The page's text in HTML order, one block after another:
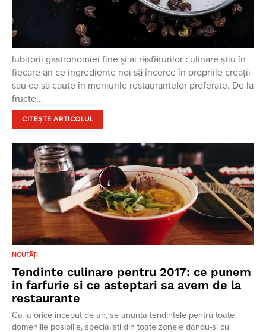
Iubitorii gastronomiei fine și ai răsfățurilor culinare știu în
fiecare an ce ingrediente noi să încerce în propriile creații
sau ce să caute în meniurile restaurantelor preferate. De la
fructe…
CITEȘTE ARTICOLUL
NOUTĂȚI
Tendinte culinare pentru 2017: ce punem
in farfurie si ce asteptari sa avem de la
restaurante
Ca la orice inceput de an, se anunta tendintele pentru toate
domeniile posibilie, specialisti din toate zonele dandu-si cu